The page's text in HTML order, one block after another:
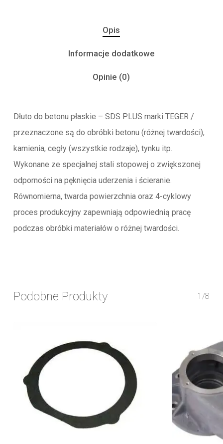
Opis
Informacje dodatkowe
Opinie (0)
Dłuto do betonu płaskie – SDS PLUS marki TEGER /
przeznaczone są do obróbki betonu (różnej twardości),
kamienia, cegły (wszystkie rodzaje), tynku itp.
Wykonane ze specjalnej stali stopowej o zwiększonej
odporności na pęknięcia uderzenia i ścieranie.
Równomierna, twarda powierzchnia oraz 4-cyklowy
proces produkcyjny zapewniają odpowiednią pracę
podczas obróbki materiałów o różnej twardości.
Podobne Produkty 1/8